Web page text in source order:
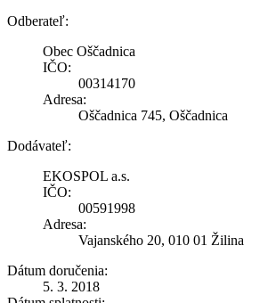
Odberateľ:
Obec Oščadnica
IČO:
00314170
Adresa:
Oščadnica 745, Oščadnica
Dodávateľ:
EKOSPOL a.s.
IČO:
00591998
Adresa:
Vajanského 20, 010 01 Žilina
Dátum doručenia:
5. 3. 2018